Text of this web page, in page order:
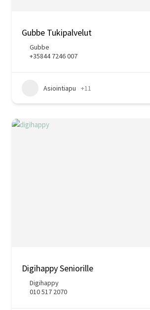
Gubbe Tukipalvelut
Gubbe
+35844 7246 007
Asiointiapu +11
Digihappy Seniorille
Digihappy
010 517 2070